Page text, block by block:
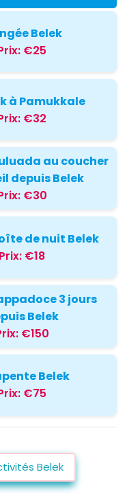
Belek
€25
à Pamukkale
€32
au coucher
depuis Belek
€30
de nuit Belek
Prix: €18
3 jours
Belek
€150
Belek
€75
Belek